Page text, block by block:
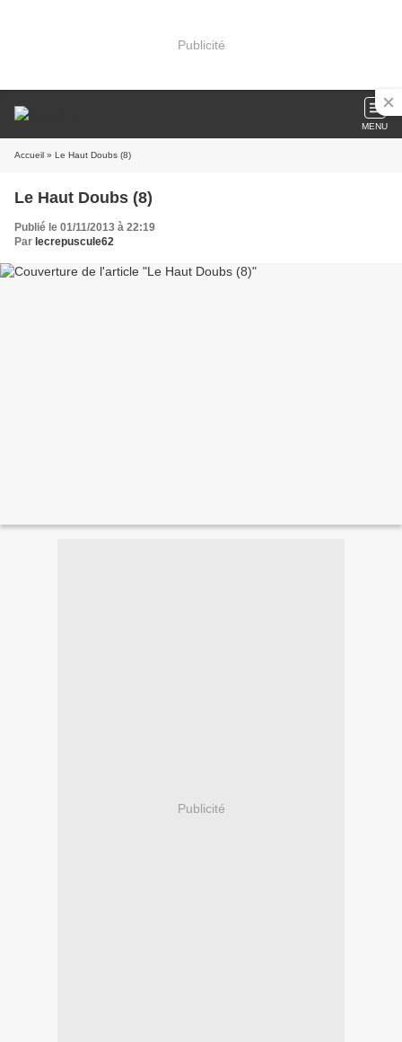
Publicité
MENU
Accueil » Le Haut Doubs (8)
Le Haut Doubs (8)
Publié le 01/11/2013 à 22:19
Par lecrepuscule62
Publicité